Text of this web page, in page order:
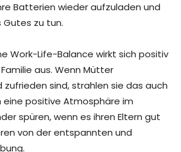
Batterien wieder aufzuladen und
zu tun.
Work-Life-Balance wirkt sich positiv
aus. Wenn Mütter
zufrieden sind, strahlen sie das auch
positive Atmosphäre im
spüren, wenn es ihren Eltern gut
von der entspannten und